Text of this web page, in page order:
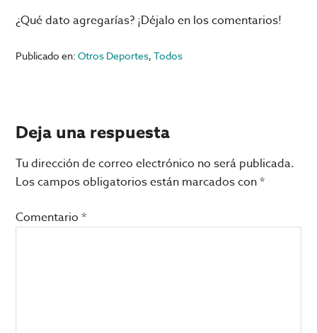
¿Qué dato agregarías? ¡Déjalo en los comentarios!
Publicado en:Otros Deportes,Todos
Interacciones
con
los
lectores
Deja una respuesta
Tu dirección de correo electrónico no será publicada.
Los campos obligatorios están marcados con*
Comentario*